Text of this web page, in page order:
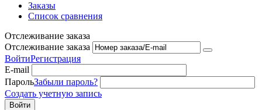
Заказы
Список сравнения
Отслеживание заказа
Отслеживание заказа
ВойтиРегистрация
E-mail
ПарольЗабыли пароль?
Создать учетную запись
Войти